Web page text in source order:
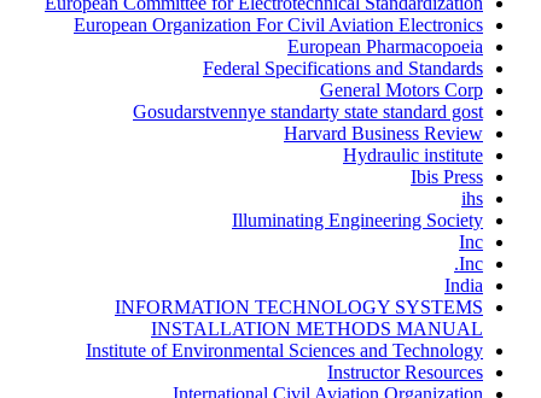
European Organization For Civil Aviation Electronics
European Pharmacopoeia
Federal Specifications and Standards
General Motors Corp
Gosudarstvennye standarty state standard gost
Harvard Business Review
Hydraulic institute
Ibis Press
ihs
Illuminating Engineering Society
Inc
Inc.
India
INFORMATION TECHNOLOGY SYSTEMS
INSTALLATION METHODS MANUAL
Institute of Environmental Sciences and Technology
Instructor Resources
International Civil Aviation Organization